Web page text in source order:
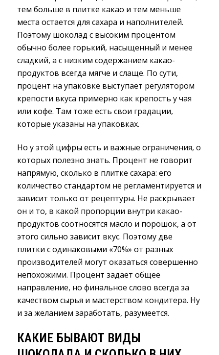
тем больше в плитке какао и тем меньше
места остается для сахара и наполнителей.
Поэтому шоколад с высоким процентом
обычно более горький, насыщенный и менее
сладкий, а с низким содержанием какао-
продуктов всегда мягче и слаще. По сути,
процент на упаковке выступает регулятором
крепости вкуса примерно как крепость у чая
или кофе. Там тоже есть свои градации,
которые указаны на упаковках.
Но у этой цифры есть и важные ограничения, о
которых полезно знать. Процент не говорит
напрямую, сколько в плитке сахара: его
количество стандартом не регламентируется и
зависит только от рецептуры. Не раскрывает
он и то, в какой пропорции внутри какао-
продуктов соотносятся масло и порошок, а от
этого сильно зависит вкус. Поэтому две
плитки с одинаковыми «70%» от разных
производителей могут оказаться совершенно
непохожими. Процент задает общее
направление, но финальное слово всегда за
качеством сырья и мастерством кондитера. Ну
и за желанием заработать, разумеется.
КАКИЕ БЫВАЮТ ВИДЫ